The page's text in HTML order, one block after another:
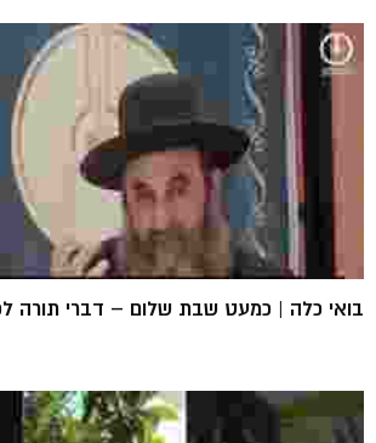
בואי כלה | כמעט שבת שלום – דברי תורה